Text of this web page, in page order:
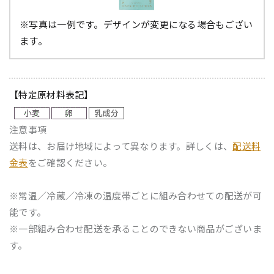
※写真は一例です。デザインが変更になる場合もござい
ます。
【特定原材料表記】
注意事項
送料は、お届け地域によって異なります。詳しくは、配送料
金表をご確認ください。
※常温／冷蔵／冷凍の温度帯ごとに組み合わせての配送が可
能です。
※一部組み合わせ配送を承ることのできない商品がございま
す。